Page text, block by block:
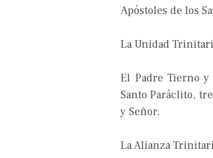
Apóstoles de los
La Unidad
El Padre Tierno
Santo Paráclito,
y Señor.
La Alianza